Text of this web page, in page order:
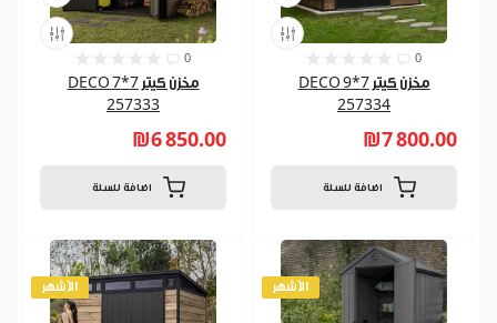
0
مخزن كيتر 7*7 DECO
257333
₪6 850.00
اضافة للسلة
0
مخزن كيتر 7*9 DECO
257334
₪7 800.00
اضافة للسلة
الأشهر الأشهر